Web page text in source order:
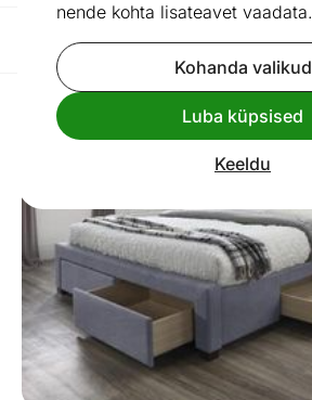
nende kohta lisateavet vaadata.
Kohanda valikud
Luba küpsised
Keeldu
Filtreeri / Reasta
Voodi sahtlitega 160x200 cm